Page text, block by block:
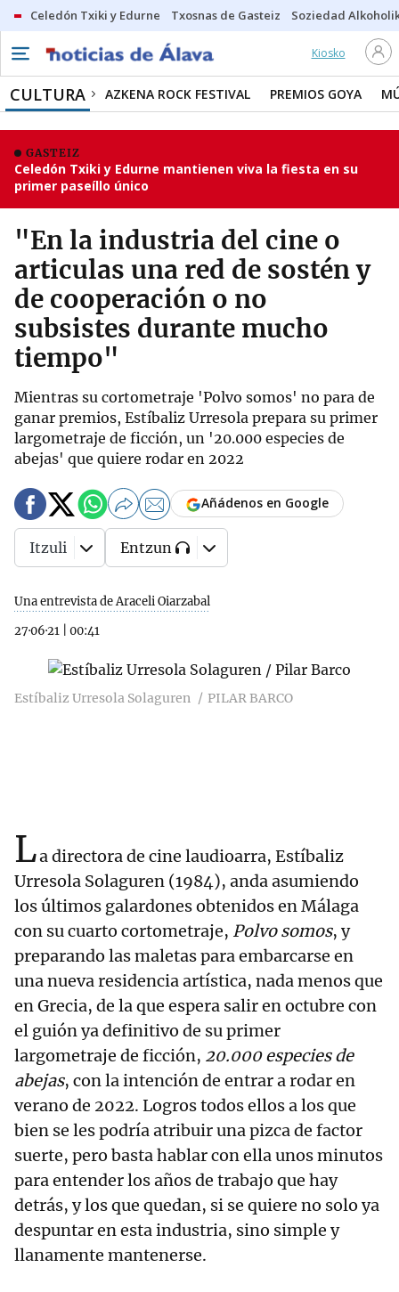
Celedón Txiki y Edurne Txosnas de Gasteiz Soziedad
Kiosko
CULTURA AZKENA ROCK FESTIVAL PREMIOS GOYA
GASTEIZ
Celedón Txiki y Edurne mantienen viva la fiesta en su
primer paseíllo único
"En la industria del cine o
articulas una red de sostén y
de cooperación o no
subsistes durante mucho
tiempo"
Mientras su cortometraje 'Polvo somos' no para de
ganar premios, Estíbaliz Urresola prepara su primer
largometraje de ficción, un '20.000 especies de
abejas' que quiere rodar en 2022
Una entrevista de Araceli Oiarzabal
27·06·21
00:41
Añádenos en Google
Itzuli Entzun
Estíbaliz Urresola Solaguren PILAR BARCO
La directora de cine laudioarra, Estíbaliz
Urresola Solaguren (1984), anda asumiendo
los últimos galardones obtenidos en Málaga
con su cuarto cortometraje, Polvo somos, y
preparando las maletas para embarcarse en
una nueva residencia artística, nada menos que
en Grecia, de la que espera salir en octubre con
el guión ya definitivo de su primer
largometraje de ficción, 20.000 especies de
abejas, con la intención de entrar a rodar en
verano de 2022. Logros todos ellos a los que
bien se les podría atribuir una pizca de factor
suerte, pero basta hablar con ella unos minutos
para entender los años de trabajo que hay
detrás, y los que quedan, si se quiere no solo ya
despuntar en esta industria, sino simple y
llanamente mantenerse.